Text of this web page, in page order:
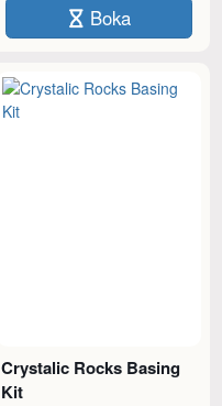
Boka
Crystalic Rocks Basing
Kit